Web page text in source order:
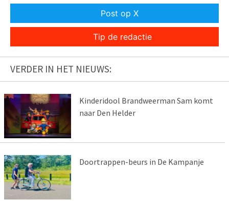
Post op X
Tip de redactie
VERDER IN HET NIEUWS:
Kinderidool Brandweerman Sam komt
naar Den Helder
Doortrappen-beurs in De Kampanje